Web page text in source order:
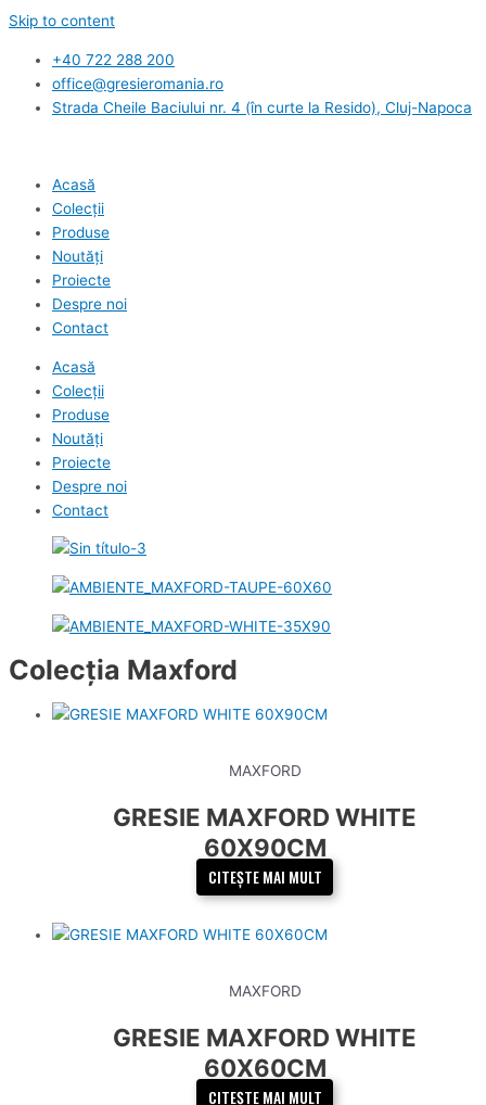
Skip to content
+40 722 288 200
office@gresieromania.ro
Strada Cheile Baciului nr. 4 (în curte la Resido), Cluj-Napoca
Acasă
Colecții
Produse
Noutăți
Proiecte
Despre noi
Contact
Acasă
Colecții
Produse
Noutăți
Proiecte
Despre noi
Contact
Colecția Maxford
MAXFORD
GRESIE MAXFORD WHITE
60X90CM
CITEȘTE MAI MULT
MAXFORD
GRESIE MAXFORD WHITE
60X60CM
CITEȘTE MAI MULT